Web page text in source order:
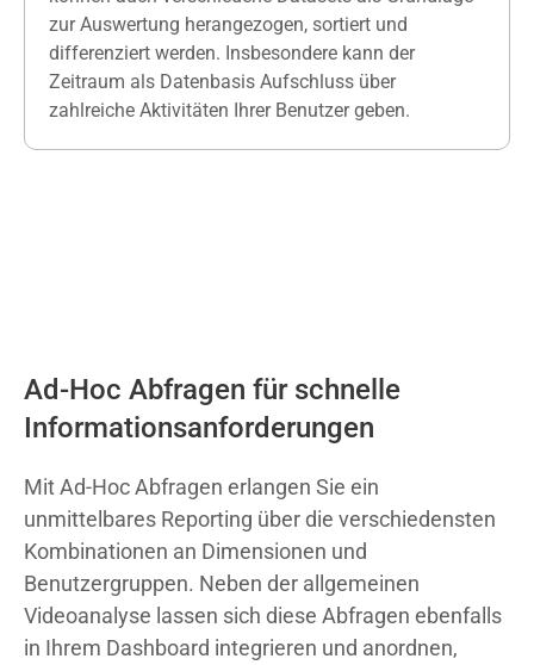
zur Auswertung herangezogen, sortiert und
differenziert werden. Insbesondere kann der
Zeitraum als Datenbasis Aufschluss über
zahlreiche Aktivitäten Ihrer Benutzer geben.
Ad-Hoc Abfragen für schnelle
Informationsanforderungen
MitAd-Hoc Abfragen erlangen Sie ein
unmittelbares Reporting über die verschiedensten
Kombinationen an Dimensionen und
Benutzergruppen. Neben der allgemeinen
Videoanalyse lassen sich diese Abfragen ebenfalls
in Ihrem Dashboard integrieren und anordnen,